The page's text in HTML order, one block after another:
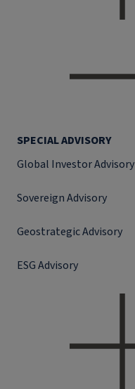
SPECIAL ADVISORY
Global Investor Advisory
Sovereign Advisory
Geostrategic Advisory
ESG Advisory